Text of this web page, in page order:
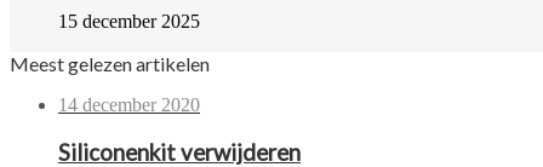
15 december 2025
Meest gelezen artikelen
14 december 2020
Siliconenkit verwijderen